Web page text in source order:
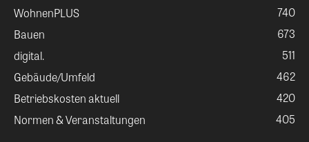
WohnenPLUS
740
Bauen
673
digital.
511
Gebäude/Umfeld
462
Betriebskosten aktuell
420
Normen & Veranstaltungen
405